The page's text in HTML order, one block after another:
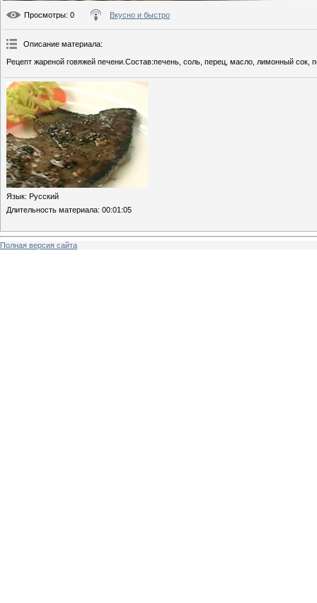
Просмотры: 0 Вкусно и быстро
Описание материала:
Рецепт жареной говяжей печени.Состав:печень, соль, перец, масло, лимонный сок,
Язык: Русский
Длительность материала: 00:01:05
Полная версия сайта